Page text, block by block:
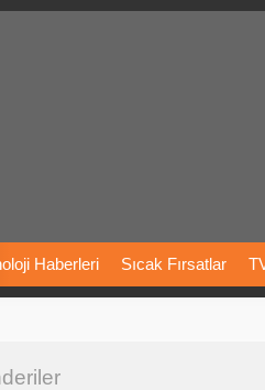
Haberleri Sıcak Fırsatlar
Vizyondaki